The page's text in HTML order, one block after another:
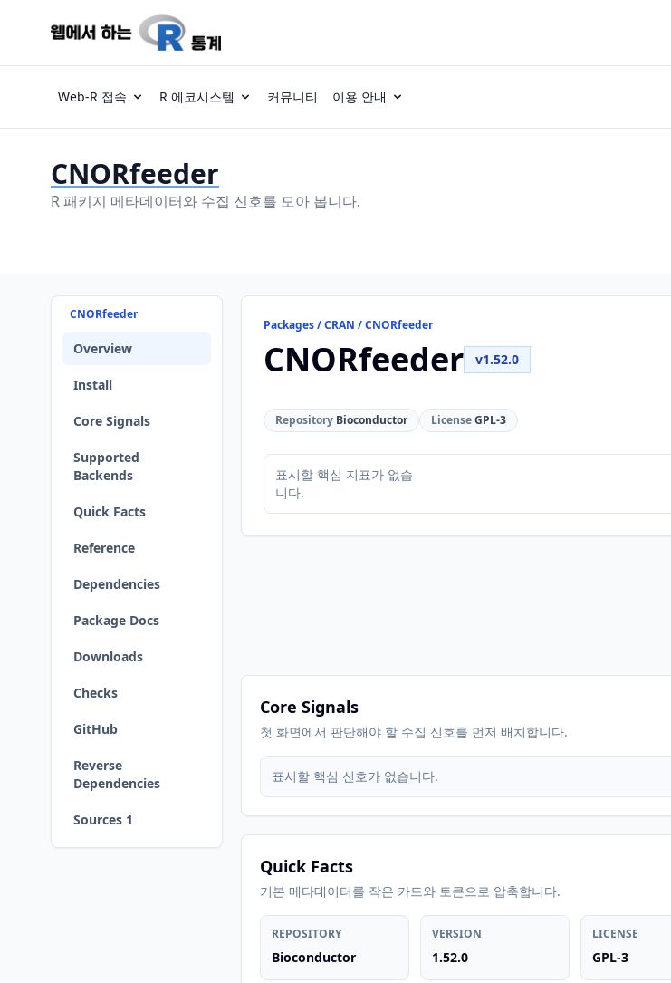
Web-R 접속 R 에코시스템 커뮤니티 이용 안내
CNORfeeder
R 패키지 메타데이터와 수집 신호를 모아 봅니다.
CNORfeeder
Overview
Install
Core Signals
Supported
Backends
Quick Facts
Reference
Dependencies
Package Docs
Downloads
Checks
GitHub
Reverse
Dependencies
Sources 1
Packages / CRAN / CNORfeeder
CNORfeeder v1.52.0
Repository Bioconductor LicenseGPL-3
표시할 핵심 지표가 없습
니다.
Core Signals
첫 화면에서 판단해야 할 수집 신호를 먼저 배치합니다.
표시할 핵심 신호가 없습니다.
Quick Facts
기본 메타데이터를 작은 카드와 토큰으로 압축합니다.
REPOSITORY
Bioconductor
VERSION
1.52.0
LICENSE
GPL-3